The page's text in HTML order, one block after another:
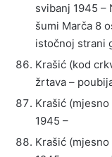
svibanj 1945 –
šumi Marča 8
istočnoj strani
Krašić (kod
žrtava –
Krašić
1945 –
Krašić